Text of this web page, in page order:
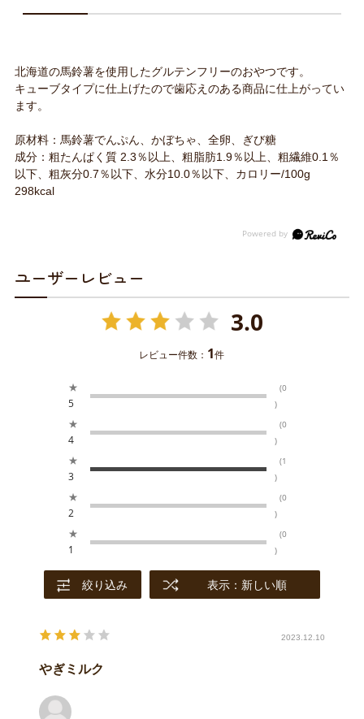
北海道の馬鈴薯を使用したグルテンフリーのおやつです。
キューブタイプに仕上げたので歯応えのある商品に仕上がってい
ます。
原材料：馬鈴薯でんぷん、かぼちゃ、全卵、ぎび糖
成分：粗たんぱく質 2.3％以上、粗脂肪1.9％以上、粗繊維0.1％
以下、粗灰分0.7％以下、水分10.0％以下、カロリー/100g
298kcal
ユーザーレビュー
3.0
レビュー件数： 1件
★
5
(0
)
★
4
(0
)
★
3
(1
)
★
2
(0
)
★
1
(0
)
絞り込み 表示：新しい順
2023.12.10
やぎミルク